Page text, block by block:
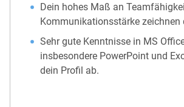
Dein hohes Maß an
Kommunikationsstärke zeichnen
Sehr gute Kenntnisse in MS
insbesondere PowerPoint und
dein Profil ab.